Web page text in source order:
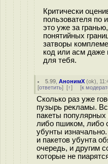
Критически
пользователя по
это уже за
понятийных
затворы
код или асм даже
для тебя.
5.99 ,АнонимХ (ok),
[ответить] [↑] [к
Сколько раз уже
пузырь рекламы.
пакеты
либо пшиком, либо
убунты
и пакетов убунта
очередь, и другим
которые не